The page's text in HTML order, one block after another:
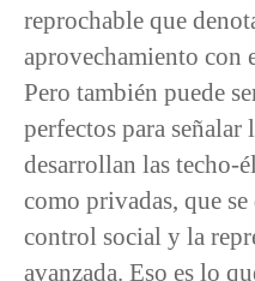
reprochable que
aprovechamiento con
Pero también puede
perfectos para señalar
desarrollan las techo-
como privadas, que se
control social y la
avanzada. Eso es lo